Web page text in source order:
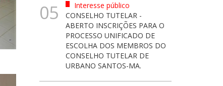
05
Interesse público
CONSELHO TUTELAR -
ABERTO INSCRIÇÕES PARA O
PROCESSO UNIFICADO DE
ESCOLHA DOS MEMBROS DO
CONSELHO TUTELAR DE
URBANO SANTOS-MA.